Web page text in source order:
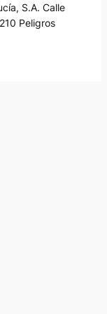
S.A. Calle
Peligros